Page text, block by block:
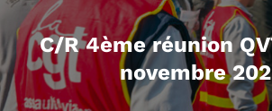
C/R 4ème réunion
novembre